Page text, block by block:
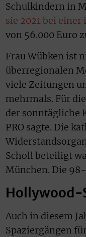
Schulkindern in
sie 2021 bei
von 56.000 Euro
Frau Wübken ist
überregionalen
viele Zeitungen
mehrmals. Für
der sonntägliche
PRO sagte. Die
Scholl beteiligt
München. Die
Hollywood-
Auch in diesem
Spaziergängen